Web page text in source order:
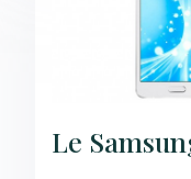
Le